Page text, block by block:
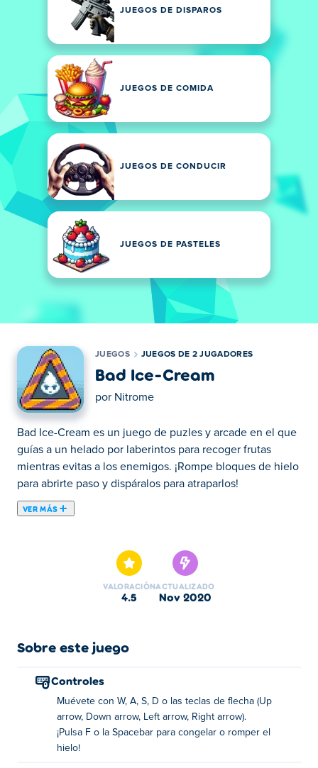
JUEGOS DE DISPAROS
JUEGOS DE COMIDA
JUEGOS DE CONDUCIR
JUEGOS DE PASTELES
JUEGOS JUEGOS DE 2 JUGADORES
Bad Ice-Cream
por Nitrome
Bad Ice-Cream es un juego de puzles y arcade en el que
guías a un helado por laberintos para recoger frutas
mientras evitas a los enemigos. ¡Rompe bloques de hielo
para abrirte paso y dispáralos para atraparlos!
VER MÁS
un sabor y agregue fruta a su helado! Este mod de
Pacman bajo cero presenta gráficos geniales y deliciosos
postres. Viaja a través de cada nivel similar a un laberinto
Usa tus poderes para romper el hielo para romper
protegerte. ¡Adelante, come todas las frutas!
Bad Ice-Cream es desarrollado por Nitrome. Lanzaron el
juego en diciembre de 2010. Hay 40 niveles para
superar. Cada nivel tiene diferentes temas y desafíos. ¡El
VALORACIÓN
4.5
ACTUALIZADO
nov 2020
Sobre este juego
Controles
Muévete con W, A, S, D o las teclas de flecha (Up
arrow, Down arrow, Left arrow, Right arrow).
¡Pulsa F o la Spacebar para congelar o romper el
hielo!